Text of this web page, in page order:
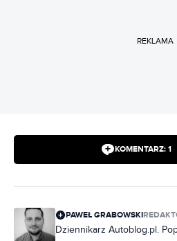
REKLAMA
KOMENTARZ: 1
PAWEŁ GRABOWSKI
Dziennikarz Autoblog.pl.